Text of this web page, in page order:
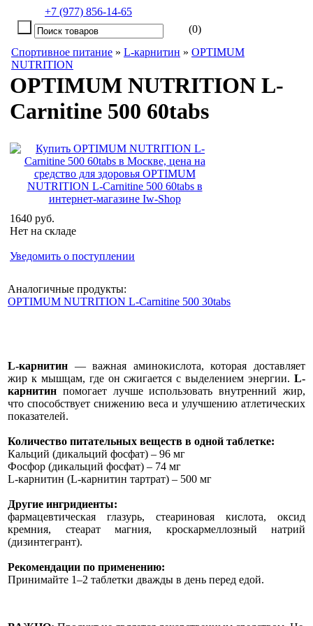
+7 (977) 856-14-65
(0)
Спортивное питание » L-карнитин » OPTIMUM
NUTRITION
OPTIMUM NUTRITION L-
Carnitine 500 60tabs
1640 руб.
Нет на складе
Уведомить о поступлении
Аналогичные продукты:
OPTIMUM NUTRITION L-Carnitine 500 30tabs
L-карнитин — важная аминокислота, которая доставляет
жир к мышцам, где он сжигается с выделением энергии. L-
карнитин помогает лучше использовать внутренний жир,
что способствует снижению веса и улучшению атлетических
показателей.
Количество питательных веществ в одной таблетке:
Кальций (дикальций фосфат) – 96 мг
Фосфор (дикальций фосфат) – 74 мг
L-карнитин (L-карнитин тартрат) – 500 мг
Другие ингридиенты:
фармацевтическая глазурь, стеариновая кислота, оксид
кремния, стеарат магния, кроскармеллозный натрий
(дизинтегрант).
Рекомендации по применению:
Принимайте 1–2 таблетки дважды в день перед едой.